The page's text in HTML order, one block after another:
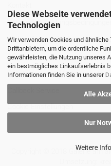
Diese Webseite
Technologien
Wir verwenden Cookies und ähnliche
Drittanbietern, um die ordentliche
gewährleisten, die Nutzung unseres
ein bestmögliches Einkaufserlebnis
Informationen finden Sie in unserer
Alle
Nur
Weitere
Versand- & Zahlungsbedingungen
Widerrufsrecht & Muster-
AGB
Privatsphäre und Datenschutz
Cookie Einstellungen
Copyright © 2018 Galerie am